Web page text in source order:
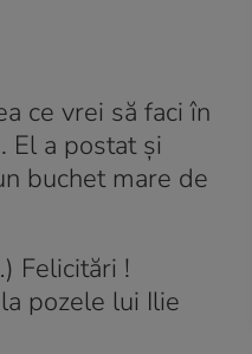
ce vrei să faci în
El a postat și
buchet mare de
Felicitări !
pozele lui Ilie